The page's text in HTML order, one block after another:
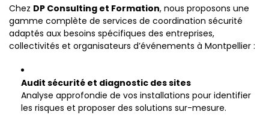
Chez DP Consulting et Formation, nous proposons une
gamme complète de services de coordination sécurité
adaptés aux besoins spécifiques des entreprises,
collectivités et organisateurs d’événements à Montpellier :
Audit sécurité et diagnostic des sites
Analyse approfondie de vos installations pour identifier
les risques et proposer des solutions sur-mesure.